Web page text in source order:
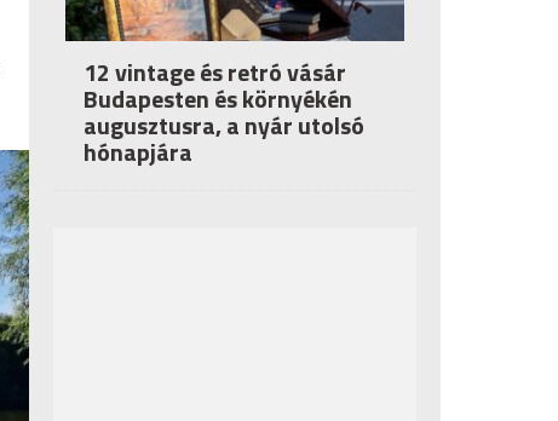
12 vintage és retró vásár
Budapesten és környékén
augusztusra, a nyár utolsó
hónapjára